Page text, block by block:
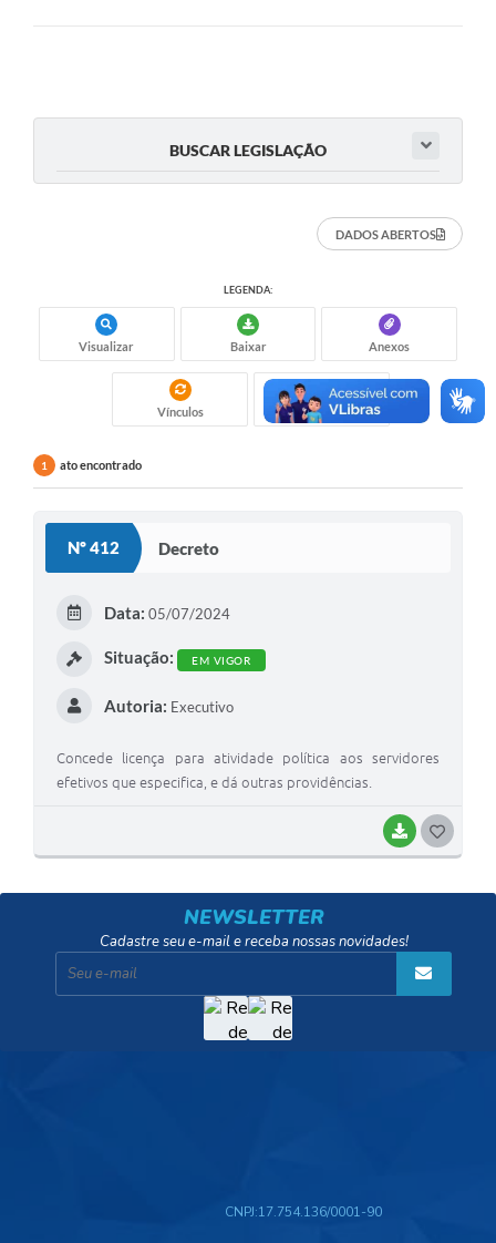
BUSCAR LEGISLAÇÃO
DADOS ABERTOS
LEGENDA:
Visualizar Baixar Anexos
Vínculos Gostei
1 ato encontrado
Nº 412 Decreto
BAIXAR
Data: 05/07/2024
Situação: EM VIGOR
Autoria: Executivo
Concede licença para atividade política aos servidores
efetivos que especifica, e dá outras providências.
NEWSLETTER
Cadastre seu e-mail e receba nossas novidades!
CNPJ:17.754.136/0001-90